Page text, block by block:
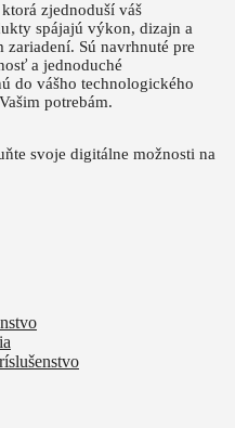
zjednoduší váš
spájajú výkon, dizajn a
zariadení. Sú navrhnuté pre
a jednoduché
do vášho technologického
potrebám.
svoje digitálne možnosti na